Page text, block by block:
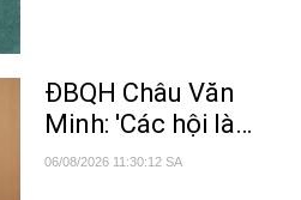
ĐBQH Châu Văn
Minh: 'Các hội là
nguồn lực quan
06/08/2026 11:30:12 SA